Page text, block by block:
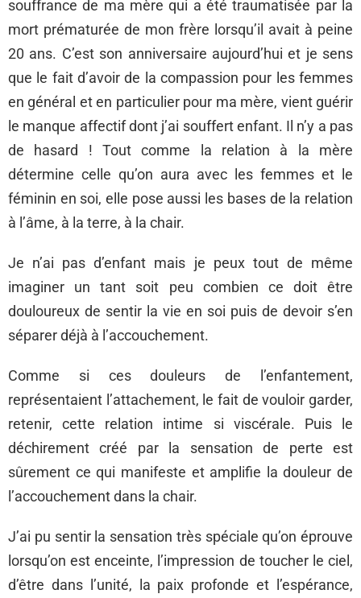
souffrance de ma mère qui a été traumatisée par la
mort prématurée de mon frère lorsqu’il avait à peine
20 ans. C’est son anniversaire aujourd’hui et je sens
que le fait d’avoir de la compassion pour les femmes
en général et en particulier pour ma mère, vient guérir
le manque affectif dont j’ai souffert enfant. Il n’y a pas
de hasard ! Tout comme la relation à la mère
détermine celle qu’on aura avec les femmes et le
féminin en soi, elle pose aussi les bases de la relation
à l’âme, à la terre, à la chair.
Je n’ai pas d’enfant mais je peux tout de même
imaginer un tant soit peu combien ce doit être
douloureux de sentir la vie en soi puis de devoir s’en
séparer déjà à l’accouchement.
Comme si ces douleurs de l’enfantement,
représentaient l’attachement, le fait de vouloir garder,
retenir, cette relation intime si viscérale. Puis le
déchirement créé par la sensation de perte est
sûrement ce qui manifeste et amplifie la douleur de
l’accouchement dans la chair.
J’ai pu sentir la sensation très spéciale qu’on éprouve
lorsqu’on est enceinte, l’impression de toucher le ciel,
d’être dans l’unité, la paix profonde et l’espérance,